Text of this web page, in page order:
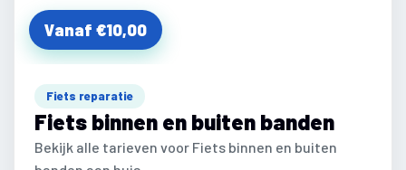
Vanaf €10,00
Fiets reparatie
Fiets binnen en buiten banden
Bekijk alle tarieven voor Fiets binnen en buiten